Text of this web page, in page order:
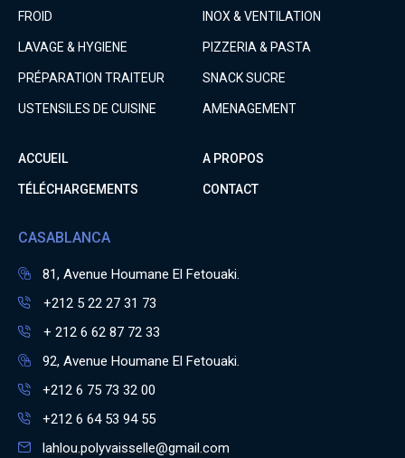
FROID INOX & VENTILATION
LAVAGE & HYGIENE PIZZERIA & PASTA
PRÉPARATION TRAITEUR SNACK SUCRE
USTENSILES DE CUISINE AMENAGEMENT
ACCUEIL A PROPOS
TÉLÉCHARGEMENTS CONTACT
CASABLANCA
81, Avenue Houmane El Fetouaki.
+212 5 22 27 31 73
+ 212 6 62 87 72 33
92, Avenue Houmane El Fetouaki.
+212 6 75 73 32 00
+212 6 64 53 94 55
lahlou.polyvaisselle@gmail.com